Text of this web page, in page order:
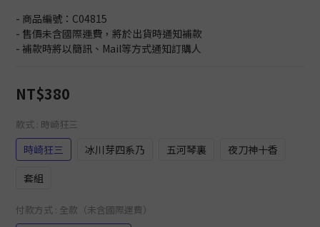
- 商品編號：C04815
- 售價未含國際運費，將於出貨時通知補款
- 補款時將以簡訊、Mail等方式通知訂購人
NT$380
款式 : 時崎狂三
時崎狂三 冰川芽四系乃 五河琴裏
夜刀神十香
套組
付款方式 : 全款（未含國際運費）